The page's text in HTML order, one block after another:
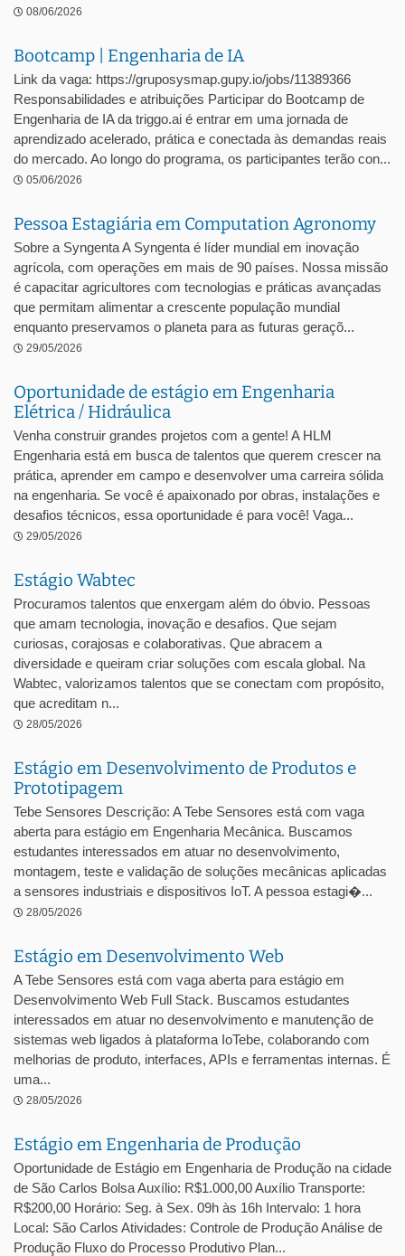
08/06/2026
Bootcamp | Engenharia de IA
Link da vaga: https://gruposysmap.gupy.io/jobs/11389366
Responsabilidades e atribuições Participar do Bootcamp de
Engenharia de IA da triggo.ai é entrar em uma jornada de
aprendizado acelerado, prática e conectada às demandas reais
do mercado. Ao longo do programa, os participantes terão con...
05/06/2026
Pessoa Estagiária em Computation Agronomy
Sobre a Syngenta A Syngenta é líder mundial em inovação
agrícola, com operações em mais de 90 países. Nossa missão
é capacitar agricultores com tecnologias e práticas avançadas
que permitam alimentar a crescente população mundial
enquanto preservamos o planeta para as futuras geraçõ...
29/05/2026
Oportunidade de estágio em Engenharia
Elétrica / Hidráulica
Venha construir grandes projetos com a gente! A HLM
Engenharia está em busca de talentos que querem crescer na
prática, aprender em campo e desenvolver uma carreira sólida
na engenharia. Se você é apaixonado por obras, instalações e
desafios técnicos, essa oportunidade é para você! Vaga...
29/05/2026
Estágio Wabtec
Procuramos talentos que enxergam além do óbvio. Pessoas
que amam tecnologia, inovação e desafios. Que sejam
curiosas, corajosas e colaborativas. Que abracem a
diversidade e queiram criar soluções com escala global. Na
Wabtec, valorizamos talentos que se conectam com propósito,
que acreditam n...
28/05/2026
Estágio em Desenvolvimento de Produtos e
Prototipagem
Tebe Sensores Descrição: A Tebe Sensores está com vaga
aberta para estágio em Engenharia Mecânica. Buscamos
estudantes interessados em atuar no desenvolvimento,
montagem, teste e validação de soluções mecânicas aplicadas
a sensores industriais e dispositivos IoT. A pessoa estagi�...
28/05/2026
Estágio em Desenvolvimento Web
A Tebe Sensores está com vaga aberta para estágio em
Desenvolvimento Web Full Stack. Buscamos estudantes
interessados em atuar no desenvolvimento e manutenção de
sistemas web ligados à plataforma IoTebe, colaborando com
melhorias de produto, interfaces, APIs e ferramentas internas. É
uma...
28/05/2026
Estágio em Engenharia de Produção
Oportunidade de Estágio em Engenharia de Produção na cidade
de São Carlos Bolsa Auxílio: R$1.000,00 Auxílio Transporte:
R$200,00 Horário: Seg. à Sex. 09h às 16h Intervalo: 1 hora
Local: São Carlos Atividades: Controle de Produção Análise de
Produção Fluxo do Processo Produtivo Plan...